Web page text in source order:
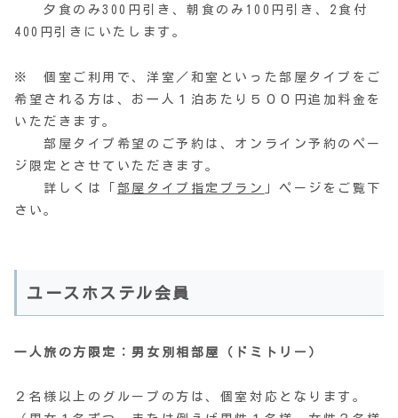
夕食のみ300円引き、朝食のみ100円引き、2食付
400円引きにいたします。
※ 個室ご利用で、洋室／和室といった部屋タイプをご
希望される方は、お一人１泊あたり５００円追加料金を
いただきます。
部屋タイプ希望のご予約は、オンライン予約のペー
ジ限定とさせていただきます。
詳しくは「 部屋タイプ指定プラン 」ページをご覧下
さい。
ユースホステル会員
一人旅の方限定：男女別相部屋（ドミトリー）
２名様以上のグループの方は、個室対応となります。